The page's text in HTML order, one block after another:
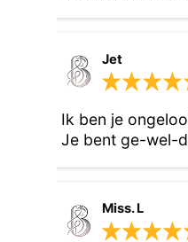
Jet
Ik ben je
Je bent ge-wel-
Miss. L